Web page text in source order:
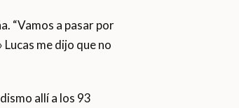
“Vamos a pasar por
me dijo que no
allí a los 93